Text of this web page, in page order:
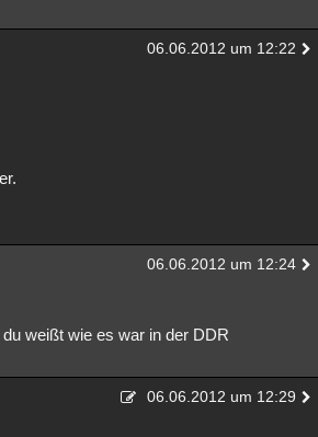
06.06.2012 um 12:22
06.06.2012 um 12:24
weißt wie es war in der DDR
06.06.2012 um 12:29